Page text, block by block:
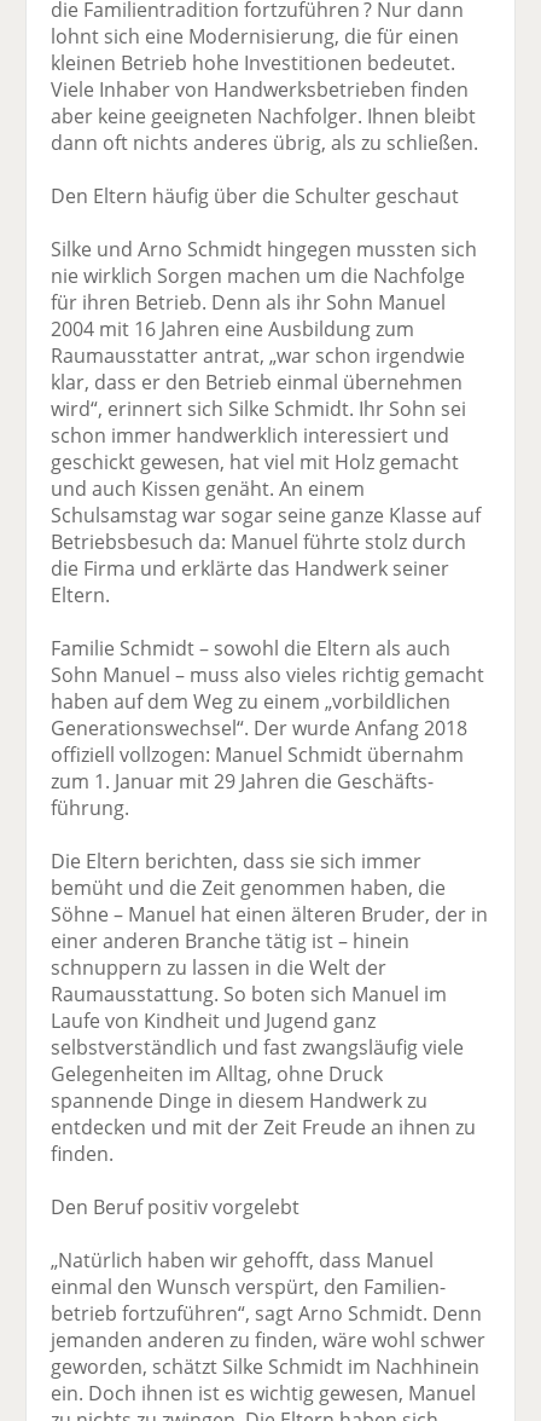
die Familien­tradition fortzuführen ? Nur dann
lohnt sich eine Moderni­sierung, die für einen
kleinen Betrieb hohe Investitionen bedeutet.
Viele Inhaber von Handwerksbetrieben finden
aber keine geeigneten Nachfolger. Ihnen bleibt
dann oft nichts anderes übrig, als zu schließen.
Den Eltern häufig über die Schulter geschaut
Silke und Arno Schmidt hingegen mussten sich
nie wirklich Sorgen machen um die Nachfolge
für ihren Betrieb. Denn als ihr Sohn Manuel
2004 mit 16 Jahren eine Ausbildung zum
Raumausstatter antrat, „war schon irgendwie
klar, dass er den Betrieb einmal übernehmen
wird“, erinnert sich Silke Schmidt. Ihr Sohn sei
schon immer handwerklich interessiert und
geschickt gewesen, hat viel mit Holz gemacht
und auch Kissen genäht. An einem
Schulsamstag war sogar seine ganze Klasse auf
Betriebs­besuch da: Manuel führte stolz durch
die Firma und erklärte das Handwerk seiner
Eltern.
Familie Schmidt – sowohl die Eltern als auch
Sohn Manuel – muss also vieles richtig gemacht
haben auf dem Weg zu einem „vorbildlichen
Generationswechsel“. Der wurde Anfang 2018
offiziell vollzogen: Manuel Schmidt übernahm
zum 1. Januar mit 29 Jahren die Geschäfts­
führung.
Die Eltern berichten, dass sie sich immer
bemüht und die Zeit genommen haben, die
Söhne – Manuel hat einen älteren Bruder, der in
einer anderen Branche tätig ist – hinein
schnuppern zu lassen in die Welt der
Raumausstattung. So boten sich Manuel im
Laufe von Kindheit und Jugend ganz
selbstverständlich und fast zwangsläufig viele
Gelegenheiten im Alltag, ohne Druck
spannende Dinge in diesem Handwerk zu
entdecken und mit der Zeit Freude an ihnen zu
finden.
Den Beruf positiv vorgelebt
„Natürlich haben wir gehofft, dass Manuel
einmal den Wunsch verspürt, den Familien­
betrieb fortzuführen“, sagt Arno Schmidt. Denn
jemanden anderen zu finden, wäre wohl schwer
geworden, schätzt Silke Schmidt im Nachhinein
ein. Doch ihnen ist es wichtig gewesen, Manuel